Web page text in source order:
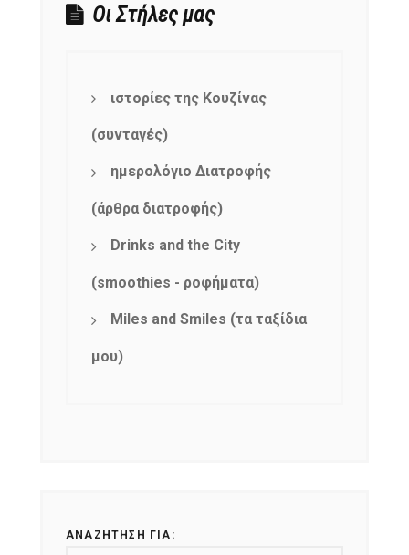
Οι Στήλες μας
ιστορίες της Κουζίνας
(συνταγές)
ημερολόγιο Διατροφής
(άρθρα διατροφής)
Drinks and the City
(smoothies - ροφήματα)
Miles and Smiles (τα ταξίδια
μου)
ΑΝΑΖΉΤΗΣΗ ΓΙΑ: